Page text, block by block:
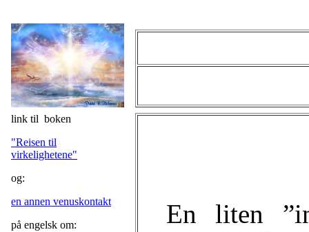
link til boken
"Reisen til
virkelighetene"
og:
en annen venuskontakt
på engelsk om:
En liten